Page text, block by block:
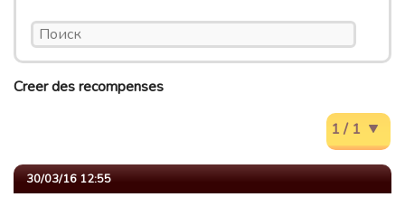
Creer des recompenses
1 / 1
30/03/16 12:55